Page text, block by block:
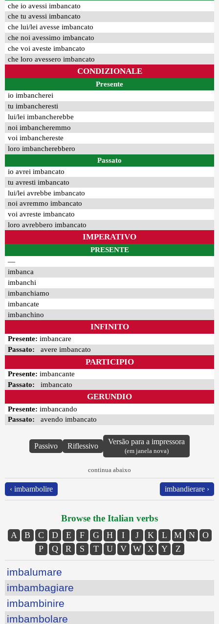
che io avessi imbancato
che tu avessi imbancato
che lui/lei avesse imbancato
che noi avessimo imbancato
che voi aveste imbancato
che loro avessero imbancato
CONDIZIONALE
Presente
io imbancherei
tu imbancheresti
lui/lei imbancherebbe
noi imbancheremmo
voi imbanchereste
loro imbancherebbero
Passato
io avrei imbancato
tu avresti imbancato
lui/lei avrebbe imbancato
noi avremmo imbancato
voi avreste imbancato
loro avrebbero imbancato
IMPERATIVO
PRESENTE
—
imbanca
imbanchi
imbanchiamo
imbancate
imbanchino
INFINITO
Presente: imbancare
Passato: avere imbancato
PARTICIPIO
Presente: imbancante
Passato: imbancato
GERUNDIO
Presente: imbancando
Passato: avendo imbancato
Passivo Riflessivo
Versão para a impressora
(em janela nova)
continua abaixo
‹ imbambolire imbandierare ›
Browse the Italian verbs
A B C D E F G H I J K L M N
O
P
Q R S T U V W X Y Z
imbalumare
imbambagiare
imbambinire
imbambolare